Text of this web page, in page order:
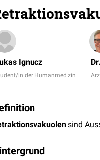
Ignucz
in der Humanmedizin
sind